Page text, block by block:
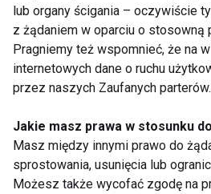
Tenis, badminton i
tylko ciało. Co dzieje
się wtedy w mózgu?
lub organy ścigania – oczywiście
z żądaniem w oparciu o stosowną
Pragniemy też wspomnieć, że na
internetowych dane o ruchu
przez naszych Zaufanych parterów.
Jakie masz prawa w stosunku
Masz między innymi prawo do
sprostowania, usunięcia lub
Możesz także wycofać zgodę na